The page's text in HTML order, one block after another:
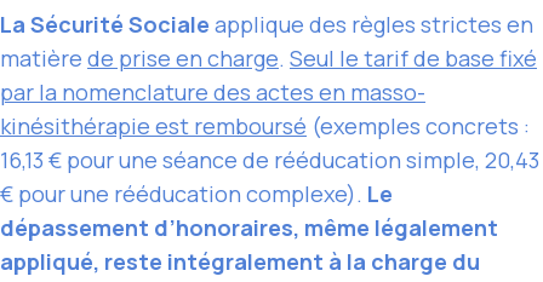
La Sécurité Sociale applique des règles strictes en
matière de prise en charge. Seul le tarif de base fixé
par la nomenclature des actes en masso-
kinésithérapie est remboursé (exemples concrets :
16,13 € pour une séance de rééducation simple, 20,43
€ pour une rééducation complexe). Le
dépassement d’honoraires, même légalement
appliqué, reste intégralement à la charge du